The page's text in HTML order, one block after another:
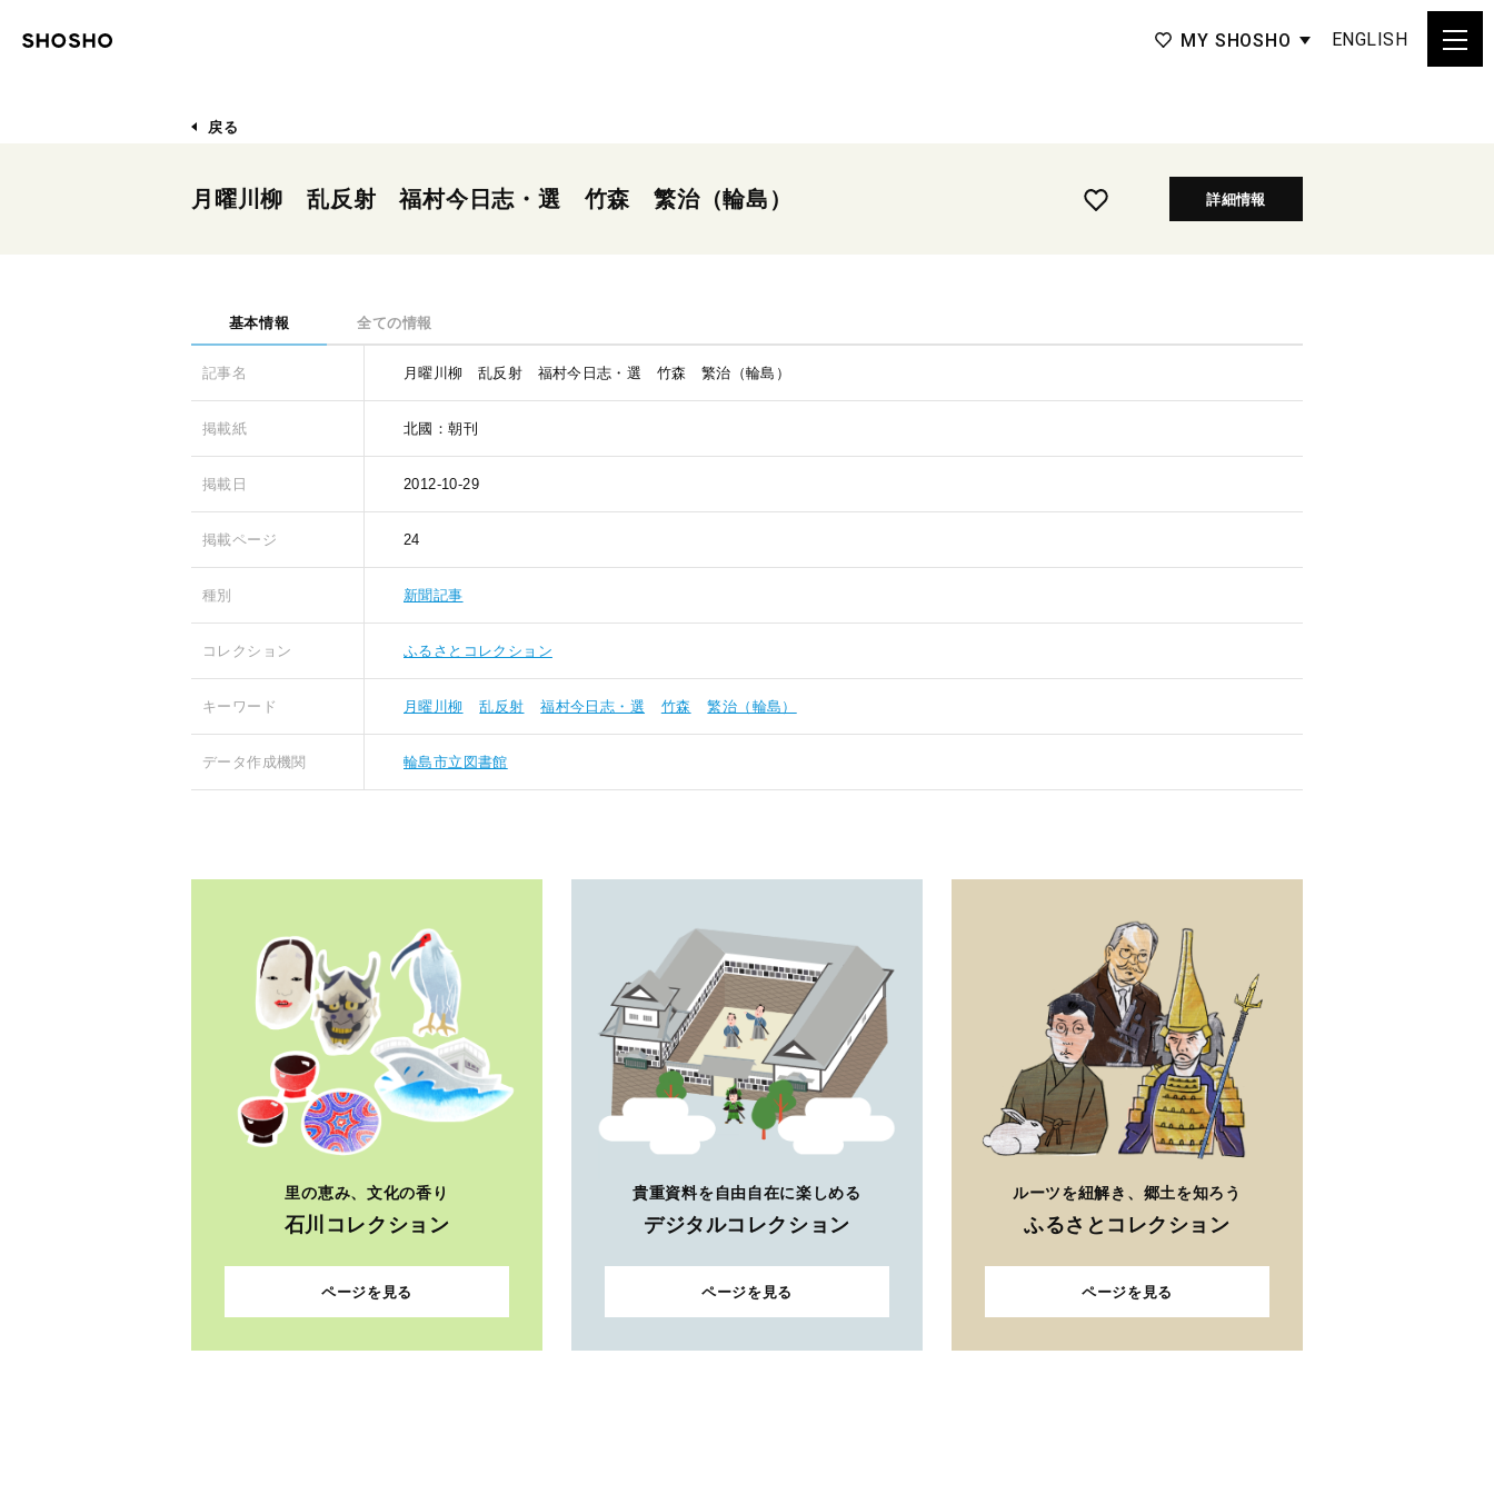
MY SHOSHO ENGLISH
戻る
月曜川柳 乱反射 福村今日志・選 竹森 繁治（輪島） 詳細情報
基本情報 全ての情報
記事名 月曜川柳 乱反射 福村今日志・選 竹森 繁治（輪島）
掲載紙 北國：朝刊
掲載日 2012-10-29
掲載ページ 24
種別 新聞記事
コレクション ふるさとコレクション
キーワード 月曜川柳 乱反射 福村今日志・選 竹森 繁治（輪島）
データ作成機関 輪島市立図書館
里の恵み、文化の香り
石川コレクション
ページを見る
貴重資料を自由自在に楽しめる
デジタルコレクション
ページを見る
ルーツを紐解き、郷土を知ろう
ふるさとコレクション
ページを見る